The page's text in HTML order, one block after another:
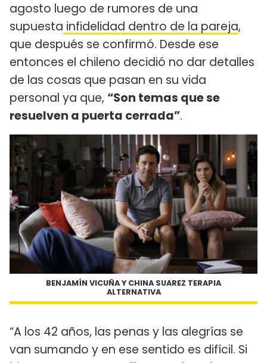
agosto luego de rumores de una
supuesta infidelidad dentro de la pareja,
que después se confirmó. Desde ese
entonces el chileno decidió no dar detalles
de las cosas que pasan en su vida
personal ya que, “Son temas que se
resuelven a puerta cerrada”.
BENJAMÍN VICUÑA Y CHINA SUAREZ TERAPIA
ALTERNATIVA
“A los 42 años, las penas y las alegrías se
van sumando y en ese sentido es difícil. Si